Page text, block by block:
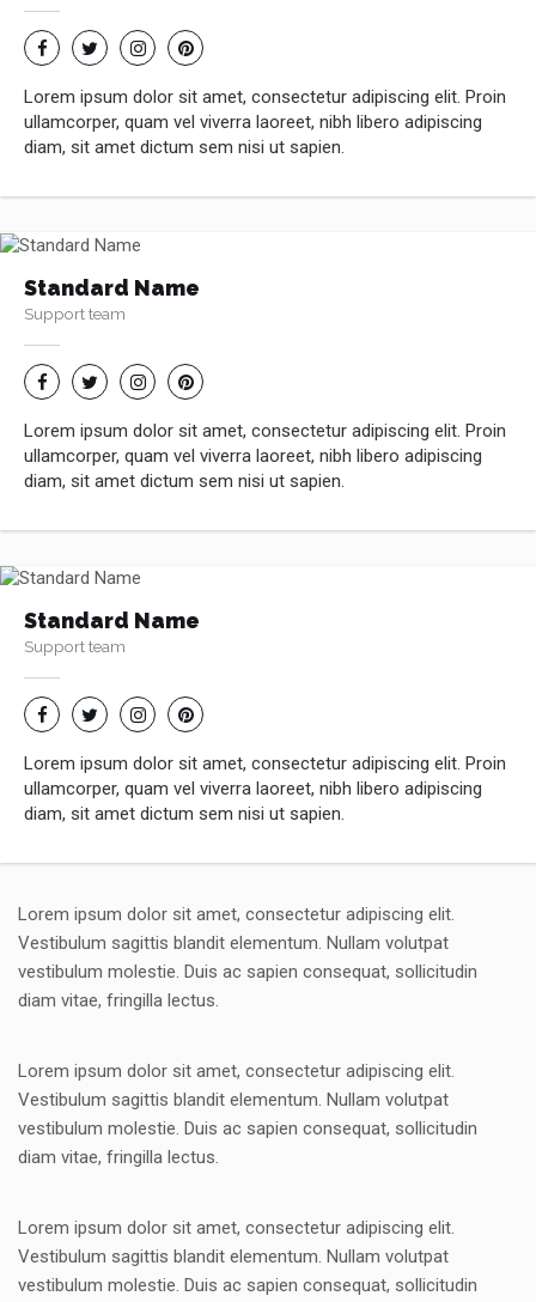
Lorem ipsum dolor sit amet, consectetur adipiscing elit. Proin
ullamcorper, quam vel viverra laoreet, nibh libero adipiscing
diam, sit amet dictum sem nisi ut sapien.
Standard Name
Support team
Lorem ipsum dolor sit amet, consectetur adipiscing elit. Proin
ullamcorper, quam vel viverra laoreet, nibh libero adipiscing
diam, sit amet dictum sem nisi ut sapien.
Standard Name
Support team
Lorem ipsum dolor sit amet, consectetur adipiscing elit. Proin
ullamcorper, quam vel viverra laoreet, nibh libero adipiscing
diam, sit amet dictum sem nisi ut sapien.
Lorem ipsum dolor sit amet, consectetur adipiscing elit.
Vestibulum sagittis blandit elementum. Nullam volutpat
vestibulum molestie. Duis ac sapien consequat, sollicitudin
diam vitae, fringilla lectus.
Lorem ipsum dolor sit amet, consectetur adipiscing elit.
Vestibulum sagittis blandit elementum. Nullam volutpat
vestibulum molestie. Duis ac sapien consequat, sollicitudin
diam vitae, fringilla lectus.
Lorem ipsum dolor sit amet, consectetur adipiscing elit.
Vestibulum sagittis blandit elementum. Nullam volutpat
vestibulum molestie. Duis ac sapien consequat, sollicitudin